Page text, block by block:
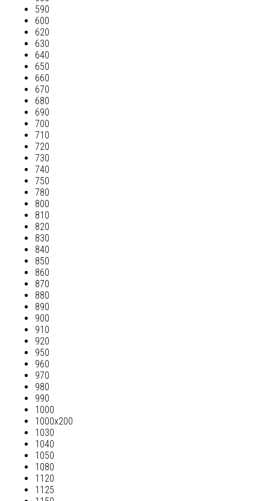
590
600
620
630
640
650
660
670
680
690
700
710
720
730
740
750
780
800
810
820
830
840
850
860
870
880
890
900
910
920
950
960
970
980
990
1000
1000х200
1030
1040
1050
1080
1120
1125